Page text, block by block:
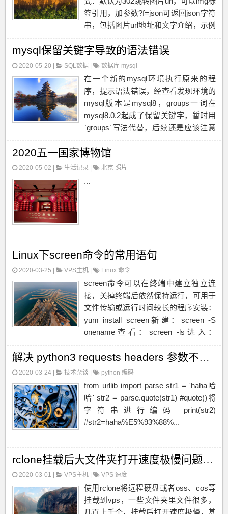
签引用，加参数?f=json可返回json字符
串，包括图片url地址和文字介绍，示例
mysql保留关键字导致的语法错误
2020-05-20 | SQL数据 | 数据库 mysql
在一个新的mysql环境执行原来的程
序，提示语法错误，经查看发现环境的
mysql版本是mysql8，groups一词在
mysql8.0.2起成了保留关键字，暂时用
`groups`写法代替，后续还是应该注意
an error in your SQL synta...
2020五一国家博物馆
2020-05-02 | 生活记录 | 北京 照片
...
Linux下screen命令的常用语句
2020-03-25 | VPS主机 | Linux 命令
screen命令可以在终端中建立独立连
接，关掉终端后依然保持运行，可用于
文件传输或运行时间较长的程序安装：
yum install screen新建：screen -S
onename查看：screen -ls进入：
当于直接关掉终端窗口保持会话退...解决 python3 requests headers 参数不能有中文
2020-03-24 | 技术杂谈 | python 编码
from urllib import parse str1 = 'haha哈
哈' str2 = parse.quote(str1) #quote()将
字符串进行编码 print(str2)
#str2=haha%E5%93%88%...
rclone挂载后大文件夹打开速度极慢问题解决
2020-03-01 | VPS主机 | VPS 速度
使用rclone将远程硬盘或者oss、cos等
挂载到vps，一些文件夹里文件很多，
几百上千个，挂载后打开速度极慢，甚